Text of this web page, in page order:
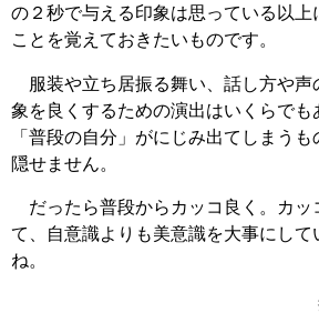
の２秒で与える印象は思っている以上
ことを覚えておきたいものです。
服装や立ち居振る舞い、話し方や声
象を良くするための演出はいくらでも
「普段の自分」がにじみ出てしまう
隠せません。
だったら普段からカッコ良く。カッ
て、自意識よりも美意識を大事にして
ね。